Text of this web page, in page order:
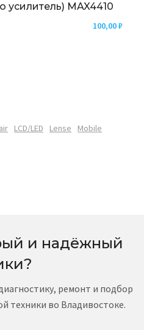
MAX4410
100,00₽
LCD/LED Lense
Mobile
и надёжный
ремонт и подбор
техники во Владивостоке.